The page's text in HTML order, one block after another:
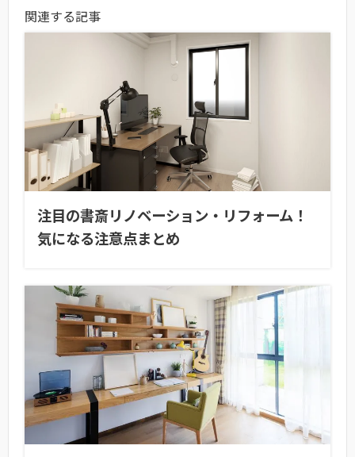
関連する記事
注目の書斎リノベーション・リフォーム！
気になる注意点まとめ